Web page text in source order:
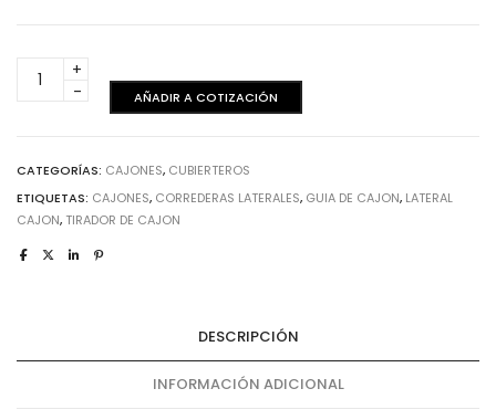
Cubiertero
metálico
cantidad
AÑADIR A COTIZACIÓN
CATEGORÍAS: CAJONES, CUBIERTEROS
ETIQUETAS: CAJONES, CORREDERAS LATERALES, GUIA DE CAJON, LATERAL
CAJON, TIRADOR DE CAJON
DESCRIPCIÓN
INFORMACIÓN ADICIONAL